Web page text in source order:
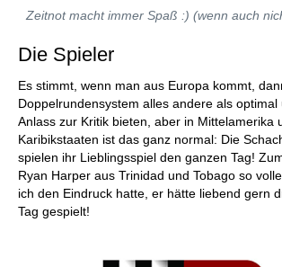
Zeitnot macht immer Spaß :) (wenn auch
Die Spieler
Es stimmt, wenn man aus Europa kommt,
Doppelrundensystem alles andere als optimal
Anlass zur Kritik bieten, aber in Mittelamerika
Karibikstaaten ist das ganz normal: Die
spielen ihr Lieblingsspiel den ganzen Tag!
Ryan Harper aus Trinidad und Tobago so
ich den Eindruck hatte, er hätte liebend gern
Tag gespielt!